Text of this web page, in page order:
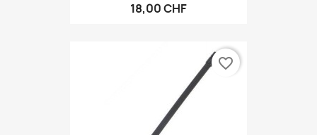
18,00 CHF
favorite_border